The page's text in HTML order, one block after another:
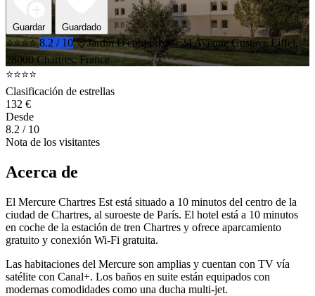
Guardar Guardado
⭐⭐⭐⭐ 8.2 / 10
Jardin D'entreprises- 24 Avenue Gustave Eiffel,
28000 Chartres, France
⭐⭐⭐⭐
Clasificación de estrellas
132 €
Desde
8.2 / 10
Nota de los visitantes
Acerca de
El Mercure Chartres Est está situado a 10 minutos del centro de la
ciudad de Chartres, al suroeste de París. El hotel está a 10 minutos
en coche de la estación de tren Chartres y ofrece aparcamiento
gratuito y conexión Wi-Fi gratuita.
Las habitaciones del Mercure son amplias y cuentan con TV vía
satélite con Canal+. Los baños en suite están equipados con
modernas comodidades como una ducha multi-jet.